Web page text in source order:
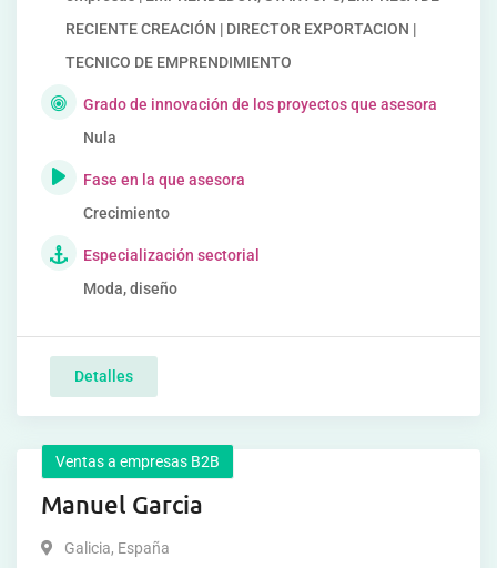
RECIENTE CREACIÓN | DIRECTOR EXPORTACION |
TECNICO DE EMPRENDIMIENTO
Grado de innovación de los proyectos que asesora
Nula
Fase en la que asesora
Crecimiento
Especialización sectorial
Moda, diseño
Detalles
Ventas a empresas B2B
Manuel Garcia
Galicia, España